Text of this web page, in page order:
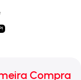
Compra